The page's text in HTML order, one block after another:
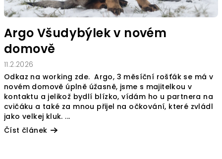
Argo Všudybýlek v novém
domově
11.2.2026
Odkaz na working zde. Argo, 3 měsíční rošťák se má v
novém domově úplně úžasně, jsme s majitelkou v
kontaktu a jelikož bydlí blízko, vídám ho u partnera na
cvičáku a také za mnou přijel na očkování, které zvládl
jako velkej kluk. ...
Číst článek